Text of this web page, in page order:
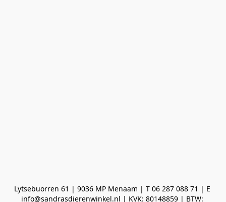
Lytsebuorren 61 | 9036 MP Menaam | T 06 287 088 71 | E
info@sandrasdierenwinkel.nl | KVK: 80148859 | BTW: